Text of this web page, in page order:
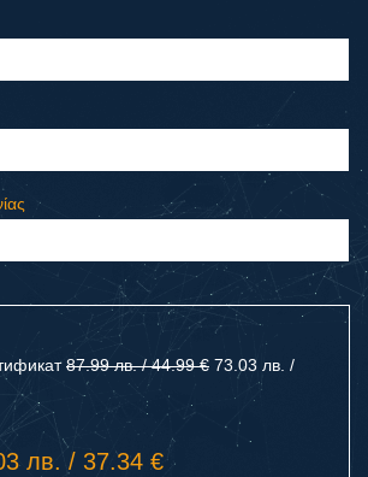
87.99 лв. / 44.99 € 73.03 лв. /
лв. / 37.34 €